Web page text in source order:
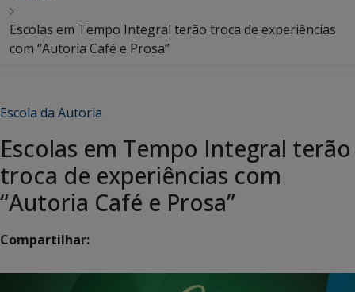
Escolas em Tempo Integral terão troca de experiências
com “Autoria Café e Prosa”
Escola da Autoria
Escolas em Tempo Integral terão
troca de experiências com
“Autoria Café e Prosa”
Compartilhar: